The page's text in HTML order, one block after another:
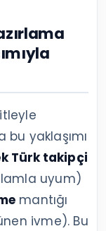
yaklaşımı
Türk takipçi
uyum)
mantığı
ivme). Bu